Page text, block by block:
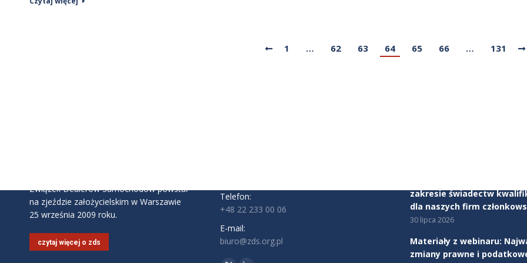
1 … 62 63 64 65 66 … 131
Związek Dealerów Samochodów powstał
na zjeździe założycielskim w Warszawie
25 września 2009 roku.
czytaj więcej o zds
Telefon:
+48 22 233 00 06
E-mail:
biuro@zds.org.pl
zakresie świadectw
dla naszych firm
30 lipca 2026
Materiały z webinaru:
zmiany prawne i